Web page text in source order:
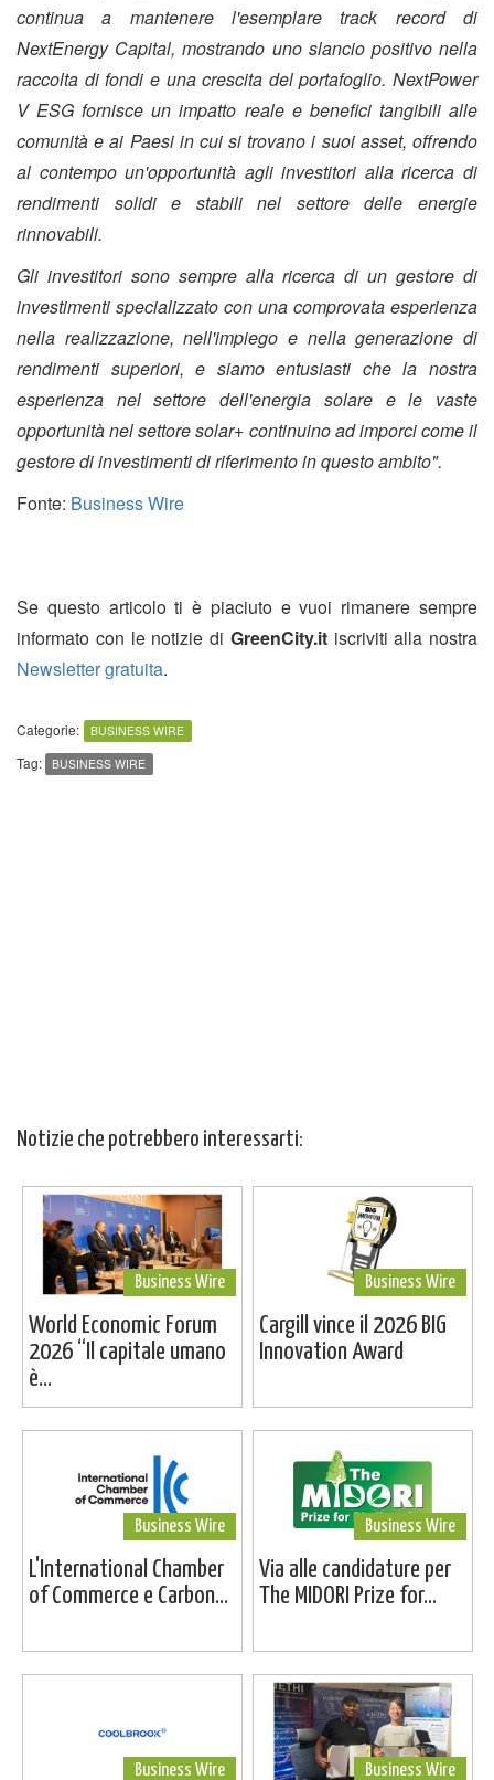
continua a mantenere l'esemplare track record di
NextEnergy Capital, mostrando uno slancio positivo nella
raccolta di fondi e una crescita del portafoglio. NextPower
V ESG fornisce un impatto reale e benefici tangibili alle
comunità e ai Paesi in cui si trovano i suoi asset, offrendo
al contempo un'opportunità agli investitori alla ricerca di
rendimenti solidi e stabili nel settore delle energie
rinnovabili.
Gli investitori sono sempre alla ricerca diun gestore di
investimenti specializzato con una comprovata esperienza
nella realizzazione, nell'impiego e nella generazione di
rendimenti superiori, e siamo entusiasti che la nostra
esperienza nel settore dell'energia solare e le vaste
opportunità nel settore solar+ continuino ad imporci come il
gestore di investimenti di riferimento in questo ambito".
Fonte: Business Wire
Se questo articolo ti è piaciuto e vuoi rimanere sempre
informato con le notizie di GreenCity.itiscriviti alla nostra
Newsletter gratuita.
Categorie: BUSINESS WIRE
Tag: BUSINESS WIRE
Notizie che potrebbero interessarti:
Business Wire
World Economic Forum
2026 “Il capitale umano
è...
Business Wire
Cargill vince il 2026 BIG
Innovation Award
Business Wire
L'International Chamber
of Commerce e Carbon...
Business Wire
Via alle candidature per
The MIDORI Prize for...
Business Wire Business Wire